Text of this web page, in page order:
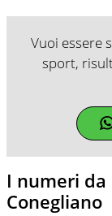
Vuoi essere
sport,
I numeri
Conegliano